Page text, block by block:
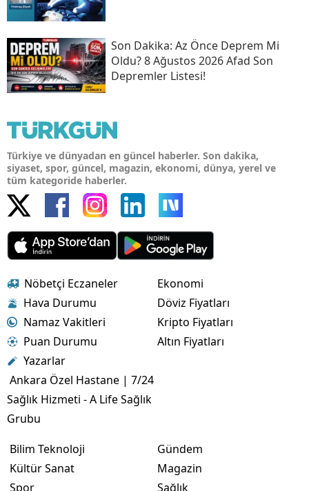
Son Daki̇ka: Az Önce Deprem Mi
Oldu? 8 Ağustos 2026 Afad Son
Depremler Listesi!
Türkiye ve dünyadan en güncel haberler. Son dakika,
siyaset, spor, güncel, magazin, ekonomi, dünya, yerel ve
tüm kategoride haberler.
Nöbetçi Eczaneler
Hava Durumu
Namaz Vakitleri
Puan Durumu
Yazarlar
Ankara Özel Hastane | 7/24
Sağlık Hizmeti - A Life Sağlık
Grubu
Ekonomi
Döviz Fiyatları
Kripto Fiyatları
Altın Fiyatları
Bilim Teknoloji
Kültür Sanat
Spor
Gündem
Magazin
Sağlık